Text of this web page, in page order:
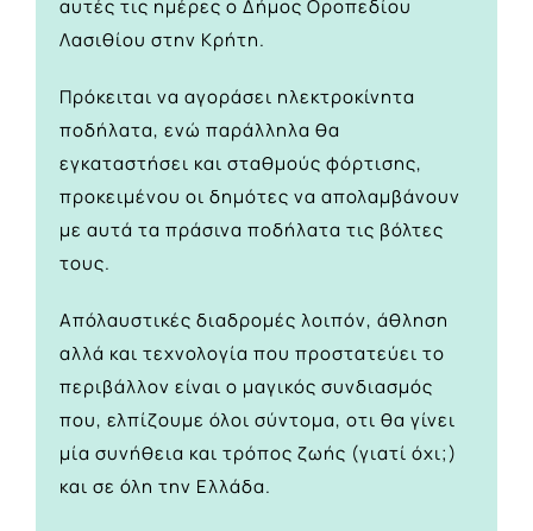
αυτές τις ημέρες ο Δήμος Οροπεδίου
Λασιθίου στην Κρήτη.
Πρόκειται να αγοράσει ηλεκτροκίνητα
ποδήλατα, ενώ παράλληλα θα
εγκαταστήσει και σταθμούς φόρτισης,
προκειμένου οι δημότες να απολαμβάνουν
με αυτά τα πράσινα ποδήλατα τις βόλτες
τους.
Απόλαυστικές διαδρομές λοιπόν, άθληση
αλλά και τεχνολογία που προστατεύει το
περιβάλλον είναι ο μαγικός συνδιασμός
που, ελπίζουμε όλοι σύντομα, οτι θα γίνει
μία συνήθεια και τρόπος ζωής (γιατί όχι;)
και σε όλη την Ελλάδα.